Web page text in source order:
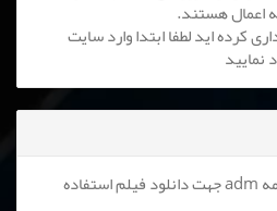
اعمال هستند.
کرده اید لطفا ابتدا وارد سایت
نمایید
در گوشی های اندروید از برنامه adm جهت دانلود فیلم استفاده